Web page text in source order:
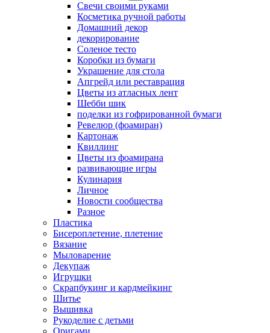
Свечи своими руками
Косметика ручной работы
Домашний декор
декорирование
Соленое тесто
Коробки из бумаги
Украшение для стола
Апгрейд или реставрация
Цветы из атласных лент
Шебби шик
поделки из гофрированной бумаги
Ревелюр (фоамиран)
Картонаж
Квиллинг
Цветы из фоамирана
развивающие игры
Кулинария
Личное
Новости сообщества
Разное
Пластика
Бисероплетение, плетение
Вязание
Мыловарение
Декупаж
Игрушки
Скрапбукинг и кардмейкинг
Шитье
Вышивка
Рукоделие с детьми
Оригами